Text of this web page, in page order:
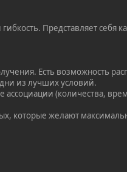
Представляет себя
Есть возможность
из лучших условий.
(количества,
которые желают